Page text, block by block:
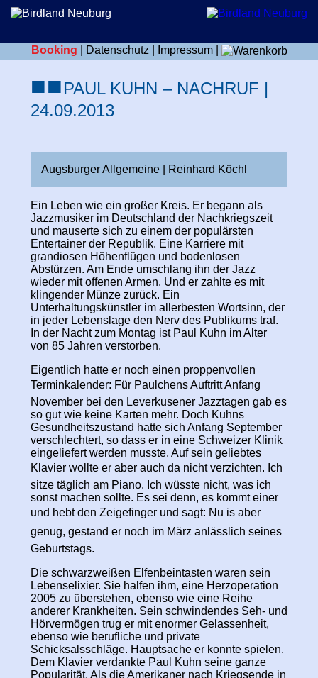
Booking Datenschutz Impressum|
■■PAUL KUHN – NACHRUF |
24.09.2013
Augsburger Allgemeine | Reinhard Köchl
Ein Leben wie ein großer Kreis. Er begann als
Jazzmusiker im Deutschland der Nachkriegszeit
und mauserte sich zu einem der populärsten
Entertainer der Republik. Eine Karriere mit
grandiosen Höhenflügen und bodenlosen
Abstürzen. Am Ende umschlang ihn der Jazz
wieder mit offenen Armen. Und er zahlte es mit
klingender Münze zurück. Ein
Unterhaltungskünstler im allerbesten Wortsinn, der
in jeder Lebenslage den Nerv des Publikums traf.
In der Nacht zum Montag ist Paul Kuhn im Alter
von 85 Jahren verstorben.
Eigentlich hatte er noch einen proppenvollen
Terminkalender: Für Paulchens Auftritt Anfang
November bei den Leverkusener Jazztagen gab es
so gut wie keine Karten mehr. Doch Kuhns
Gesundheitszustand hatte sich Anfang September
verschlechtert, so dass er in eine Schweizer Klinik
eingeliefert werden musste. Auf sein geliebtes
Klavier wollte er aber auch da nicht verzichten. Ich
sitze täglich am Piano. Ich wüsste nicht, was ich
sonst machen sollte. Es sei denn, es kommt einer
und hebt den Zeigefinger und sagt: Nu is aber
genug, gestand er noch im März anlässlich seines
Geburtstags.
Die schwarzweißen Elfenbeintasten waren sein
Lebenselixier. Sie halfen ihm, eine Herzoperation
2005 zu überstehen, ebenso wie eine Reihe
anderer Krankheiten. Sein schwindendes Seh- und
Hörvermögen trug er mit enormer Gelassenheit,
ebenso wie berufliche und private
Schicksalsschläge. Hauptsache er konnte spielen.
Dem Klavier verdankte Paul Kuhn seine ganze
Popularität. Als die Amerikaner nach Kriegsende in